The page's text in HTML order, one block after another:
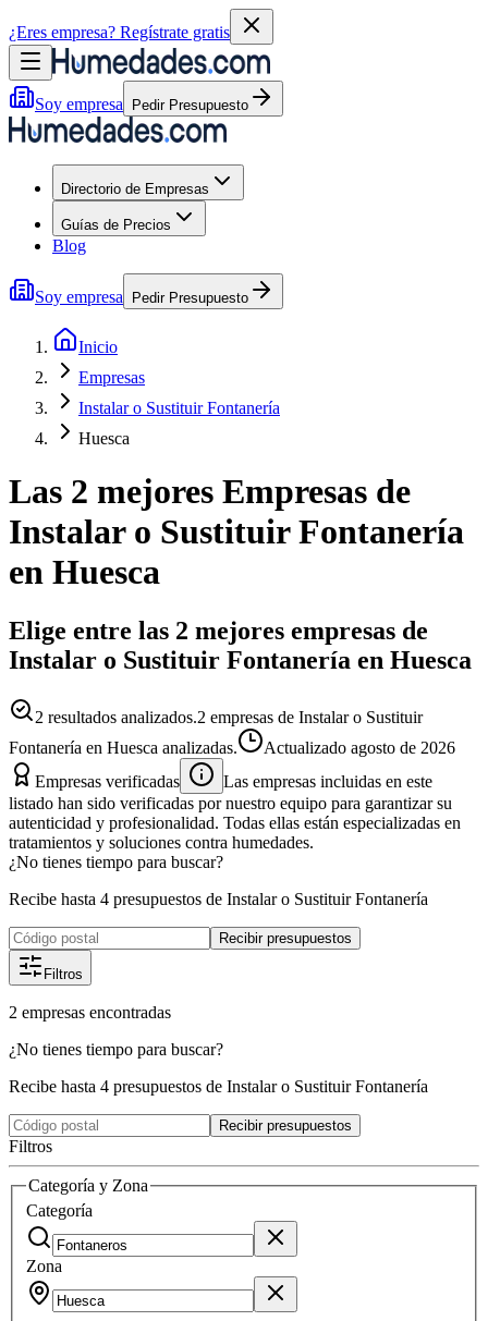
¿Eres empresa? Regístrate gratis
Soy empresa Pedir Presupuesto
Directorio de Empresas
Guías de Precios
Blog
Soy empresa Pedir Presupuesto
Inicio
Empresas
Instalar o Sustituir Fontanería
Huesca
Las 2 mejores Empresas de
Instalar o Sustituir Fontanería
en Huesca
Elige entre las 2 mejores empresas de
Instalar o Sustituir Fontanería en Huesca
2 resultados analizados.2 empresas de Instalar o Sustituir
Fontanería en Huesca analizadas.
Actualizado agosto de 2026
Empresas verificadas
Las empresas incluidas en este
listado han sido verificadas por nuestro equipo para garantizar su
autenticidad y profesionalidad. Todas ellas están especializadas en
tratamientos y soluciones contra humedades.
¿No tienes tiempo para buscar?
Recibe hasta 4 presupuestos de Instalar o Sustituir Fontanería
Recibir presupuestos
Filtros
2 empresas encontradas
¿No tienes tiempo para buscar?
Recibe hasta 4 presupuestos de Instalar o Sustituir Fontanería
Recibir presupuestos
Filtros
Categoría y Zona
Categoría
Zona